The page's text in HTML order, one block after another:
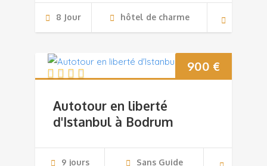
8 Jour hôtel de charme
900 €
Autotour en liberté
d'Istanbul à Bodrum
9 jours Sans Guide